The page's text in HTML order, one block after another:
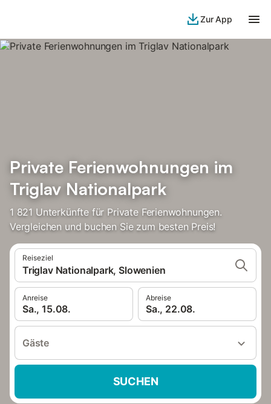
Zur App
Private Ferienwohnungen im
Triglav Nationalpark
1 821 Unterkünfte für Private Ferienwohnungen.
Vergleichen und buchen Sie zum besten Preis!
Reiseziel
Triglav Nationalpark, Slowenien
Anreise
Sa., 15.08.
Abreise
Sa., 22.08.
Gäste
SUCHEN